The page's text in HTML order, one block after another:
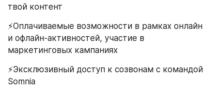
твой контент
⚡️Оплачиваемые возможности в рамках онлайн
и офлайн-активностей, участие в
маркетинговых кампаниях
⚡️Эксклюзивный доступ к созвонам с командой
Somnia